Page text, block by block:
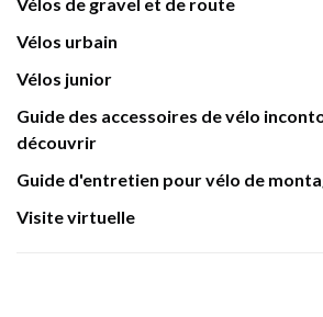
Vélos urbain
Vélos junior
Guide des accessoires de vélo
découvrir
Guide d'entretien pour vélo de
Visite virtuelle